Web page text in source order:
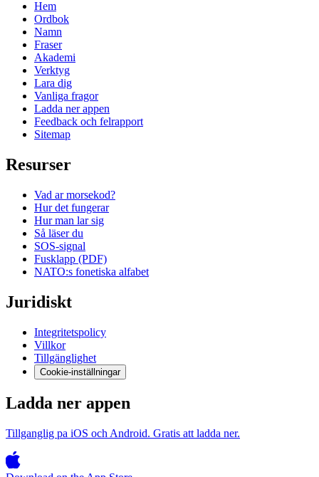
Hem
Ordbok
Namn
Fraser
Akademi
Verktyg
Lara dig
Vanliga fragor
Ladda ner appen
Feedback och felrapport
Sitemap
Resurser
Vad ar morsekod?
Hur det fungerar
Hur man lar sig
Så läser du
SOS-signal
Fusklapp (PDF)
NATO:s fonetiska alfabet
Juridiskt
Integritetspolicy
Villkor
Tillgänglighet
Cookie-inställningar
Ladda ner appen
Tillganglig pa iOS och Android. Gratis att ladda ner.